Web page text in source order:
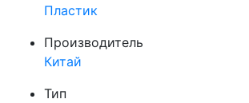
Пластик
Производитель
Китай
Тип